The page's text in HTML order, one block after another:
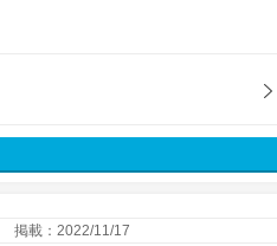
掲載：2022/11/17